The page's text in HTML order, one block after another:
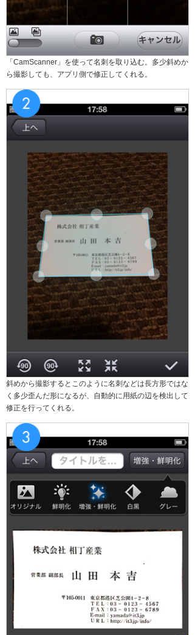
「CamScanner」を使って名刺を取り込む。多少斜めか
ら撮影しても、アプリ側で修正してくれる。
斜めから撮影するとこのように名刺などは長方形ではな
く多少歪んだ形になるが、自動的に用紙の辺を検出して
修正を行ってくれる。